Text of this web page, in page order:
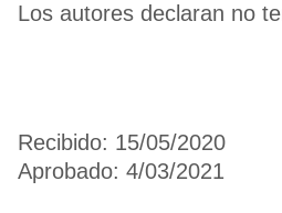
Los autores declaran no
Recibido: 15/05/2020
Aprobado: 4/03/2021